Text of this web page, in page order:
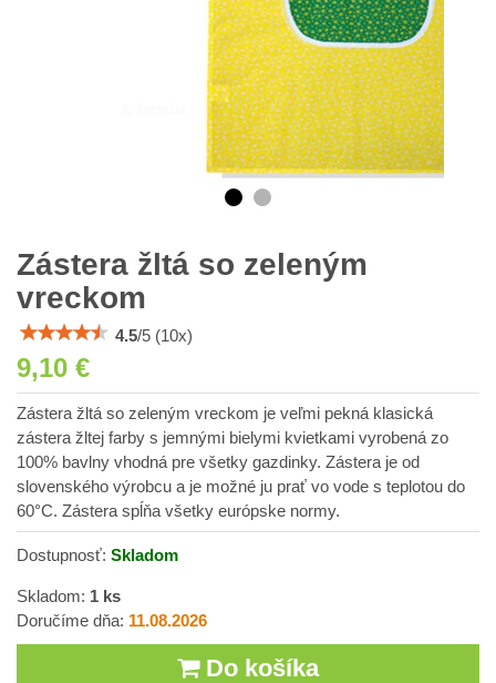
Zástera žltá so zeleným
vreckom
4.5/5 (10x)
9,10 €
Zástera žltá so zeleným vreckom je veľmi pekná klasická
zástera žltej farby s jemnými bielymi kvietkami vyrobená zo
100% bavlny vhodná pre všetky gazdinky. Zástera je od
slovenského výrobcu a je možné ju prať vo vode s teplotou do
60°C. Zástera spĺňa všetky európske normy.
Dostupnosť: Skladom
Skladom: 1 ks
Doručíme dňa: 11.08.2026
Do košíka